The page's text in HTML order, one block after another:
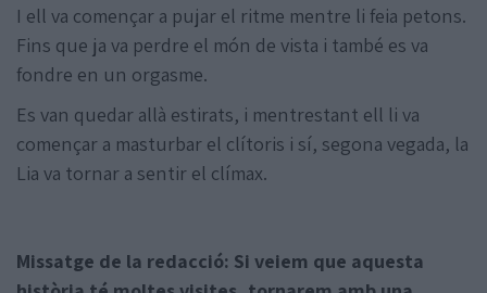
I ell va començar a pujar el ritme mentre li feia petons.
Fins que ja va perdre el món de vista i també es va
fondre en un orgasme.
Es van quedar allà estirats, i mentrestant ell li va
començar a masturbar el clítoris i sí, segona vegada, la
Lia va tornar a sentir el clímax.
Missatge de la redacció: Si veiem que aquesta